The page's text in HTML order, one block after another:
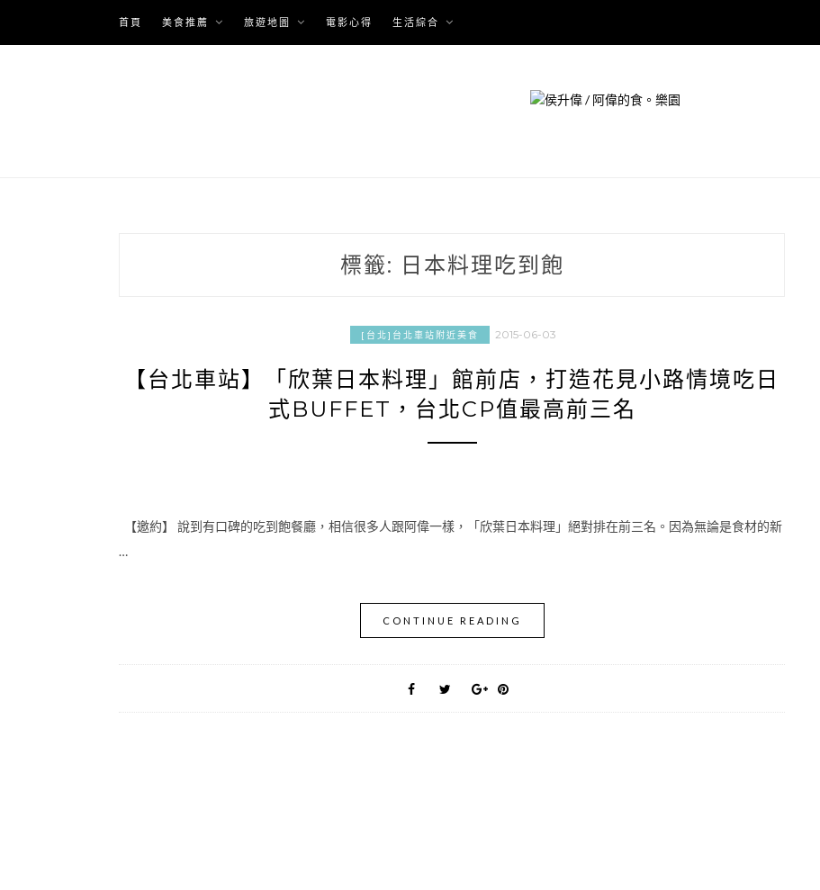
content
首頁 美食推薦 旅遊地圖 電影心得 生活綜合
標籤: 日本料理吃到飽
[台北]台北車站附近美食 2015-06-03
【台北車站】「欣葉日本料理」館前店，打造花見小路情境吃日
式BUFFET，台北CP值最高前三名
【邀約】 說到有口碑的吃到飽餐廳，相信很多人跟阿偉一樣，「欣葉日本料理」絕對排在前三名。因為無論是食材的新
…
CONTINUE READING